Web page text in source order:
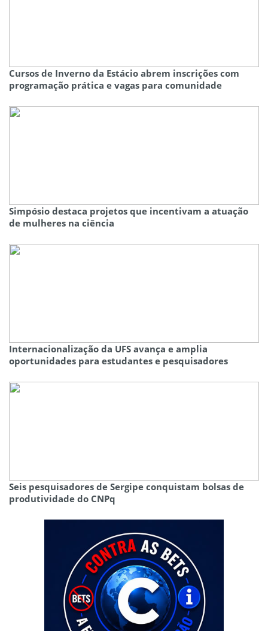
Cursos de Inverno da Estácio abrem inscrições com
programação prática e vagas para comunidade
Simpósio destaca projetos que incentivam a atuação
de mulheres na ciência
Internacionalização da UFS avança e amplia
oportunidades para estudantes e pesquisadores
Seis pesquisadores de Sergipe conquistam bolsas de
produtividade do CNPq